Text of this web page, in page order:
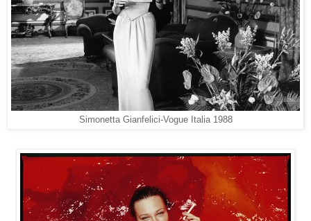
Simonetta Gianfelici-Vogue Italia 1988